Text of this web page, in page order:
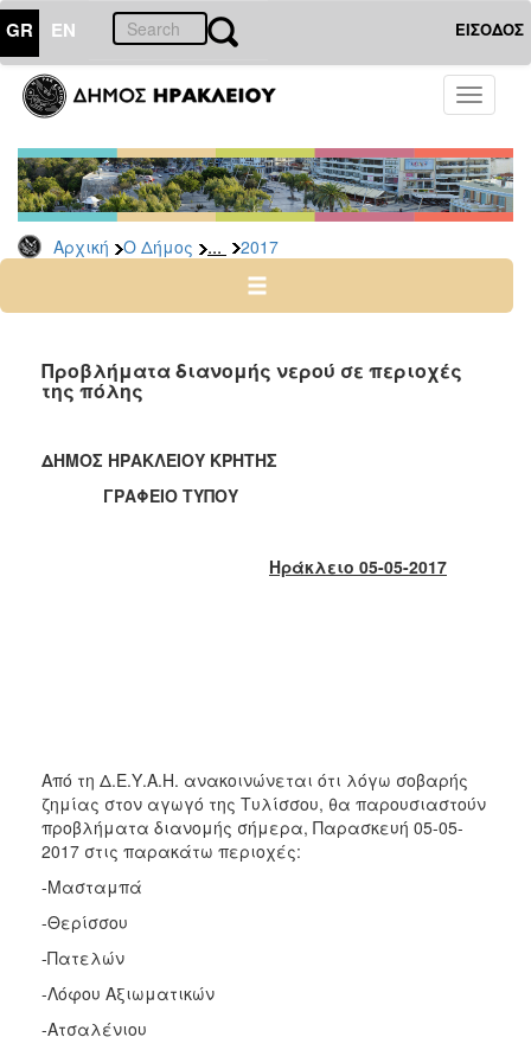
GR EN ΕΙΣΟΔΟΣ
Toggle
Αρχική Ο Δήμος ... 2017
ΔΗΜΟΣ
Δελτία
Τύπου
Αρχείο
2026
2024
2022
2020
2019
2010
2006
ΤΟΠΟΣ
ΠΟΛΙΤΙΣΜΟΣ
Προβλήματα διανομής νερού σε περιοχές
της πόλης
ΔΗΜΟΣ ΗΡΑΚΛΕΙΟΥ ΚΡΗΤΗΣ
ΓΡΑΦΕΙΟ ΤΥΠΟΥ
Ηράκλειο 05-05-2017
Από τη Δ.Ε.Υ.Α.Η. ανακοινώνεται ότι λόγω σοβαρής
ζημίας στον αγωγό της Τυλίσσου, θα παρουσιαστούν
προβλήματα διανομής σήμερα, Παρασκευή 05-05-
2017 στις παρακάτω περιοχές:
-Μασταμπά
-Θερίσσου
-Πατελών
-Λόφου Αξιωματικών
-Ατσαλένιου